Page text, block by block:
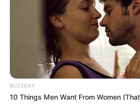
Ajab Gajab
BUZZDAY
10 Things Men Want From Women